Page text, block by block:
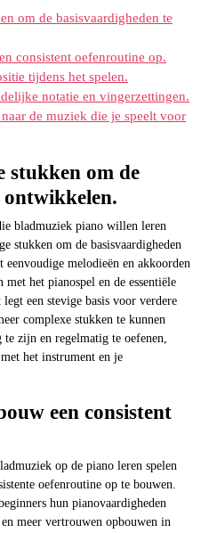
om de basisvaardigheden te
consistent oefenroutine op.
tijdens het spelen.
notatie en vingerzettingen.
de muziek die je speelt voor
stukken om de
ontwikkelen.
bladmuziek piano willen leren
stukken om de basisvaardigheden
melodieën en akkoorden
het pianospel en de essentiële
een stevige basis voor verdere
complexe stukken te kunnen
zijn en regelmatig te oefenen,
het instrument en je
een consistent
op de piano leren spelen
oefenroutine op te bouwen.
hun pianovaardigheden
meer vertrouwen opbouwen in